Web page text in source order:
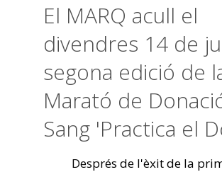
El MARQ acull el
divendres 14 de
segona edició de
Marató de
Sang 'Practica el
Després de l'èxit de la